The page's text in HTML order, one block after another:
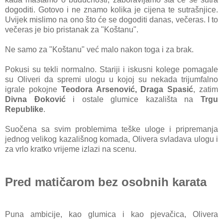
dogoditi. Gotovo i ne znamo kolika je cijena te sutrašnjice.
Uvijek mislimo na ono što će se dogoditi danas, večeras. I to
večeras je bio pristanak za "Koštanu".
Ne samo za "Koštanu" već malo nakon toga i za brak.
Pokusi su tekli normalno. Stariji i iskusni kolege pomagale
su Oliveri da spremi ulogu u kojoj su nekada trijumfalno
igrale pokojne Teodora Arsenović, Draga Spasić, zatim
Divna Đokovići ostale glumice kazališta naTrgu
Republike.
Suočena sa svim problemima teške uloge i pripremanja
jednog velikog kazališnog komada, Olivera svladava ulogu i
za vrlo kratko vrijeme izlazi na scenu.
Pred matičarom bez osobnih karata
Puna ambicije, kao glumica i kao pjevačica, Olivera